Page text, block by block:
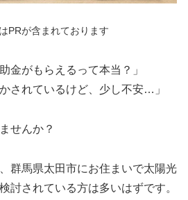
はPRが含まれております
金がもらえるって本当？」
されているけど、少し不安…」
せんか？
群馬県太田市にお住まいで太陽光
討されている方は多いはずです。